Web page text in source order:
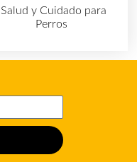
Salud y Cuidado para
Perros